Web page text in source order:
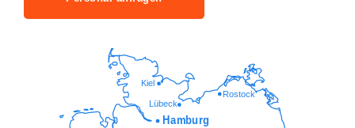
Lübeck
Rostock
Kiel
Hamburg